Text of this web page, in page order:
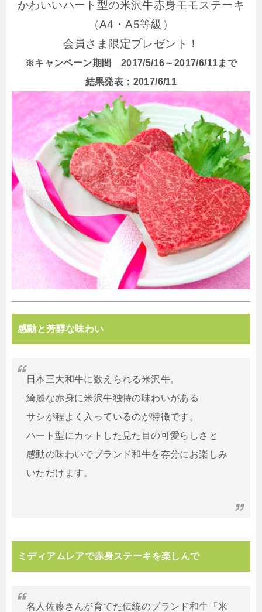
かわいいハート型の米沢牛赤身モモステーキ
（A4・A5等級）
会員さま限定プレゼント！
※キャンペーン期間 2017/5/16～2017/6/11まで
結果発表：2017/6/11
感動と芳醇な味わい
日本三大和牛に数えられる米沢牛。
綺麗な赤身に米沢牛独特の味わいがある
サシが程よく入っているのが特徴です。
ハート型にカットした見た目の可愛らしさと
感動の味わいでブランド和牛を存分にお楽しみ
いただけます。
ミディアムレアで赤身ステーキを楽しんで
名人佐藤さんが育てた伝統のブランド和牛「米